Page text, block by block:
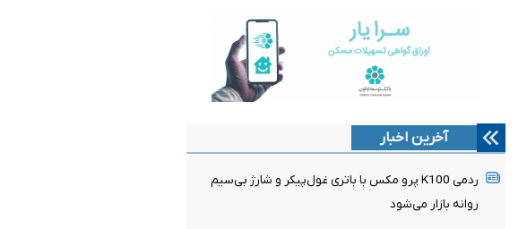
آخرین اخبار
ردمی K100 پرو مکس با باتری غول‌پیکر و شارژ بی‌سیم
روانه بازار می‌شود